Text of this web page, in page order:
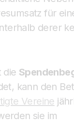
für
derer
die
kann den
Vereine
sie im